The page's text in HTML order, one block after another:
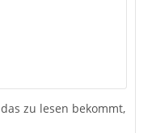
das zu lesen bekommt,